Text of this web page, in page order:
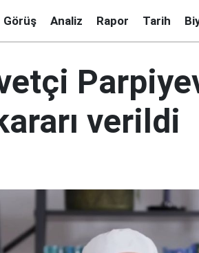
Görüş Analiz Rapor Tarih
verildi